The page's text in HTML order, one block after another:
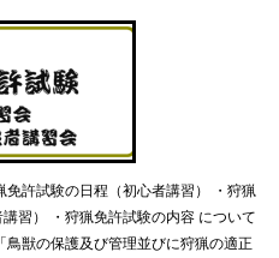
許試験の日程（初心者講習） ・狩猟
習） ・狩猟免許試験の内容 について
獣の保護及び管理並びに狩猟の適正